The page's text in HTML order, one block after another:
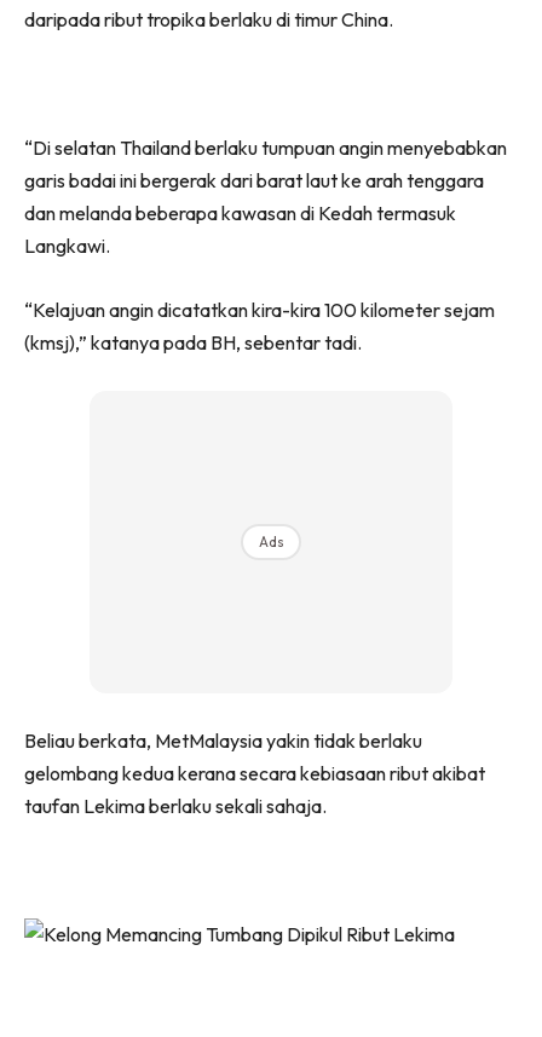
daripada ribut tropika berlaku di timur China.
“Di selatan Thailand berlaku tumpuan angin menyebabkan
garis badai ini bergerak dari barat laut ke arah tenggara
dan melanda beberapa kawasan di Kedah termasuk
Langkawi.
“Kelajuan angin dicatatkan kira-kira 100 kilometer sejam
(kmsj),” katanya pada BH, sebentar tadi.
Ads
Beliau berkata, MetMalaysia yakin tidak berlaku
gelombang kedua kerana secara kebiasaan ribut akibat
taufan Lekima berlaku sekali sahaja.